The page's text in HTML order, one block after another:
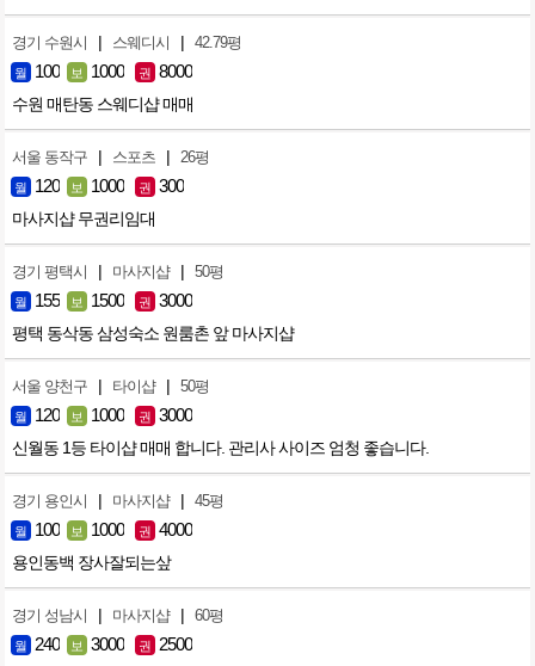
경기 수원시 | 스웨디시 | 42.79평
월 100 보 1000 권 8000
수원 매탄동 스웨디샵 매매
서울 동작구 | 스포츠 | 26평
월 120 보 1000 권 300
마사지샵 무권리임대
경기 평택시 | 마사지샵 | 50평
월 155 보 1500 권 3000
평택 동삭동 삼성숙소 원룸촌 앞 마사지샵
서울 양천구 | 타이샵 | 50평
월 120 보 1000 권 3000
신월동 1등 타이샵 매매 합니다. 관리사 사이즈 엄청 좋습니다.
경기 용인시 | 마사지샵 | 45평
월 100 보 1000 권 4000
용인동백 장사잘되는샆
경기 성남시 | 마사지샵 | 60평
월 240 보 3000 권 2500